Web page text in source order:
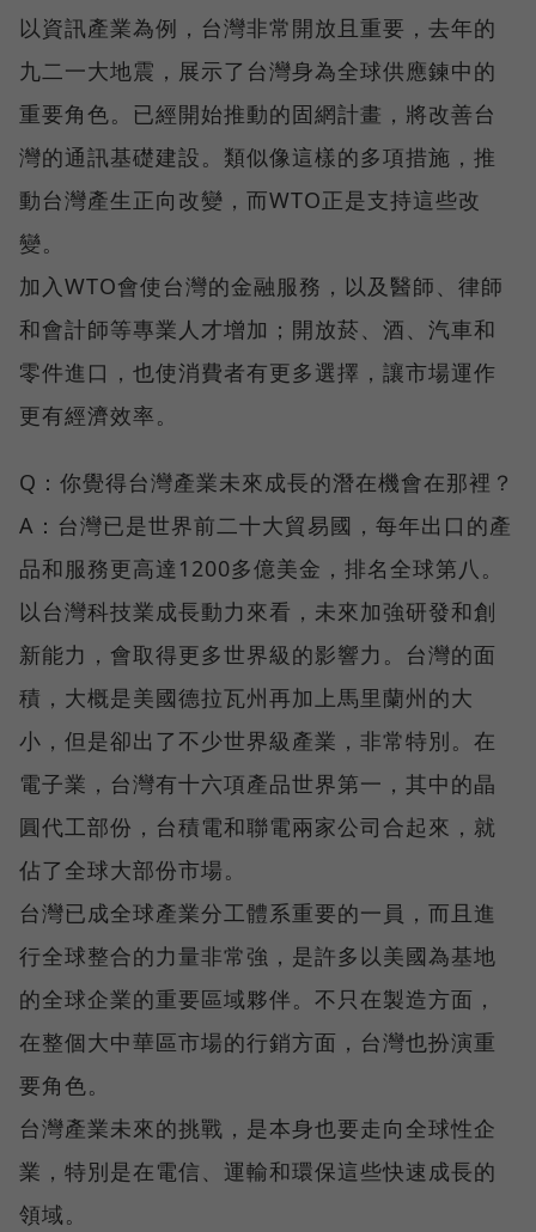
以資訊產業為例，台灣非常開放且重要，去年的
九二一大地震，展示了台灣身為全球供應鍊中的
重要角色。已經開始推動的固網計畫，將改善台
灣的通訊基礎建設。類似像這樣的多項措施，推
動台灣產生正向改變，而WTO正是支持這些改
變。
加入WTO會使台灣的金融服務，以及醫師、律師
和會計師等專業人才增加；開放菸、酒、汽車和
零件進口，也使消費者有更多選擇，讓市場運作
更有經濟效率。
Q：你覺得台灣產業未來成長的潛在機會在那裡？
A：台灣已是世界前二十大貿易國，每年出口的產
品和服務更高達1200多億美金，排名全球第八。
以台灣科技業成長動力來看，未來加強研發和創
新能力，會取得更多世界級的影響力。台灣的面
積，大概是美國德拉瓦州再加上馬里蘭州的大
小，但是卻出了不少世界級產業，非常特別。在
電子業，台灣有十六項產品世界第一，其中的晶
圓代工部份，台積電和聯電兩家公司合起來，就
佔了全球大部份市場。
台灣已成全球產業分工體系重要的一員，而且進
行全球整合的力量非常強，是許多以美國為基地
的全球企業的重要區域夥伴。不只在製造方面，
在整個大中華區市場的行銷方面，台灣也扮演重
要角色。
台灣產業未來的挑戰，是本身也要走向全球性企
業，特別是在電信、運輸和環保這些快速成長的
領域。